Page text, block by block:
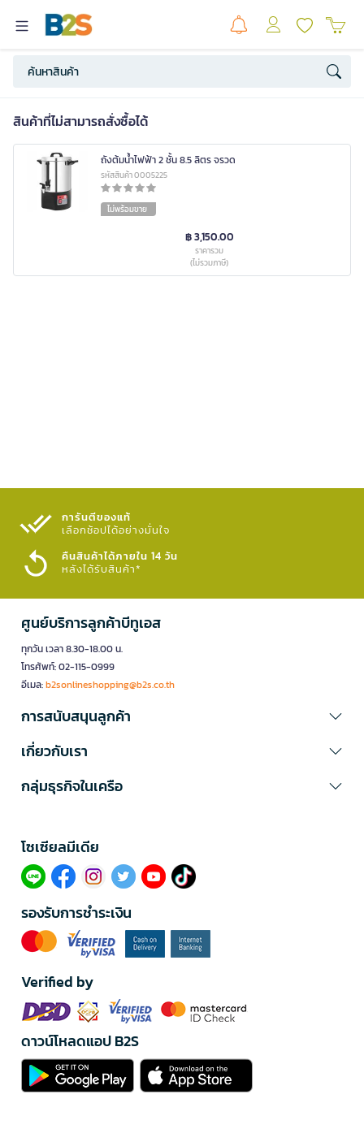
สินค้าที่ไม่สามารถสั่งซื้อได้
ถังต้มน้ำไฟฟ้า 2 ชั้น 8.5 ลิตร จรวด
รหัสสินค้า 0005225
ไม่พร้อมขาย
฿ 3,150.00
ราคารวม
(ไม่รวมภาษี)
การันตีของแท้
เลือกช้อปได้อย่างมั่นใจ​
คืนสินค้าได้ภายใน 14 วัน
หลังได้รับสินค้า*
ศูนย์บริการลูกค้าบีทูเอส
ทุกวัน เวลา 8.30-18.00 น.
โทรศัพท์: 02-115-0999
อีเมล:b2sonlineshopping@b2s.co.th
การสนับสนุนลูกค้า
เกี่ยวกับเรา
กลุ่มธุรกิจในเครือ
โซเซียลมีเดีย​
รองรับการชำระเงิน
Verified by
ดาวน์โหลดแอป B2S